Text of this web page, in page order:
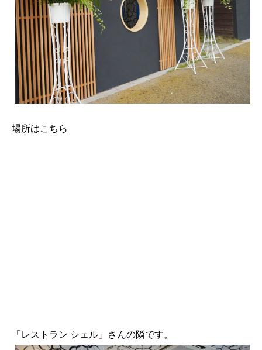
場所はこちら
「レストラン シェル」さんの隣です。